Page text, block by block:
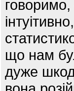
що нам
дуже